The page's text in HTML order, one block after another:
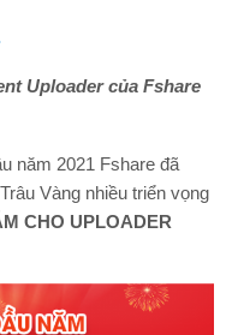
Uploader của Fshare
năm 2021 Fshare đã
Vàng nhiều triển vọng
CHO UPLOADER